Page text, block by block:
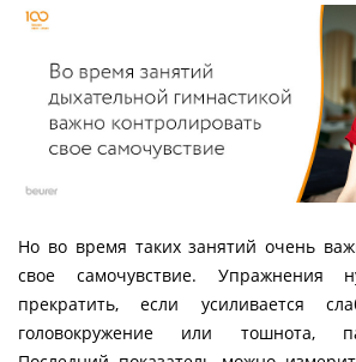
Но во время таких занятий очень
свое самочувствие. Упражнения
прекратить, если усиливается
головокружение или тошнота,